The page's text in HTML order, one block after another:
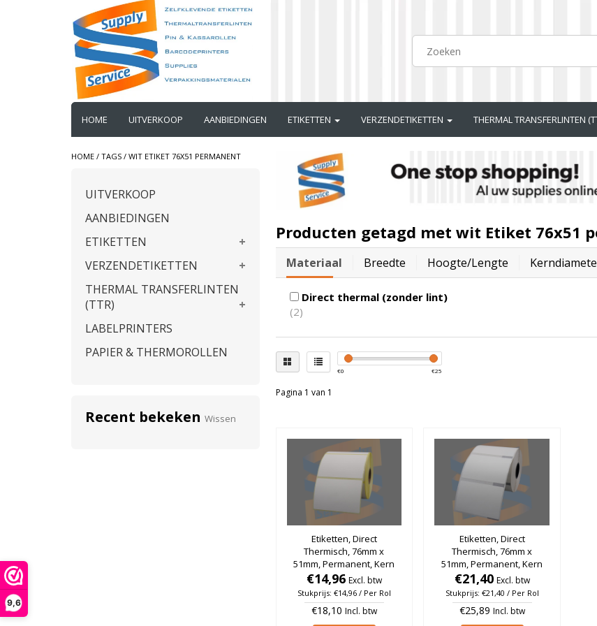
9,6
HOME UITVERKOOP AANBIEDINGEN ETIKETTEN VERZENDETIKETTEN THERMAL TRANSFERLINTEN
HOME / TAGS / WIT ETIKET 76X51 PERMANENT
UITVERKOOP
AANBIEDINGEN
ETIKETTEN
VERZENDETIKETTEN
THERMAL TRANSFERLINTEN
(TTR)
LABELPRINTERS
PAPIER & THERMOROLLEN
Recent bekeken Wissen
Producten getagd met wit Etiket 76x51
Materiaal Breedte Hoogte/lengte
Direct thermal (zonder lint)
(2)
€0 €25
Pagina 1 van 1
Etiketten, Direct
Thermisch, 76mm x
51mm, Permanent, Kern
25mm, rol à 670 stuks
€14,96 Excl. btw
Stukprijs: €14,96 / Per Rol
€18,10 Incl. btw
Etiketten, Direct
Thermisch, 76mm x
51mm, Permanent, Kern
25mm, rol à 620 stuks
€21,40 Excl. btw
Stukprijs: €21,40 / Per Rol
€25,89 Incl. btw